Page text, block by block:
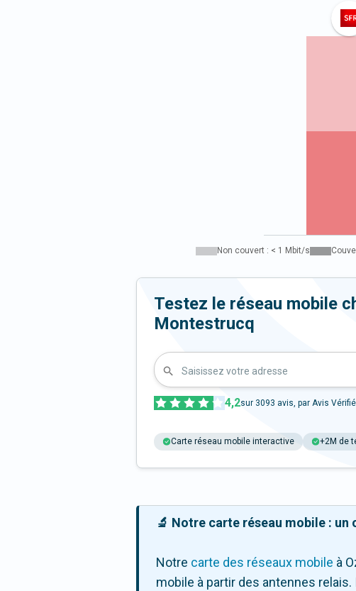
Non couvert : < 1 Mbit/s
Testez le réseau mobile
Montestrucq
Saisissez votre adresse
4,2sur 3093 avis, par Avis
Carte réseau mobile interactive +2M de
🔬 Notre carte réseau mobile :
Notre carte des réseaux mobile à
mobile à partir des antennes